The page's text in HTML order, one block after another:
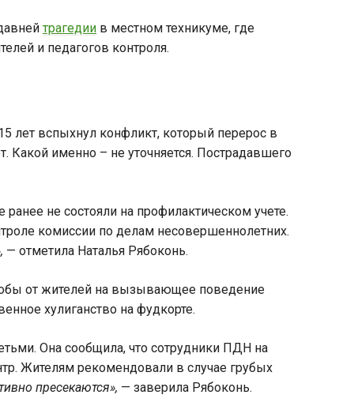
трагедии в местном техникуме, где
и педагогов контроля.
лет вспыхнул конфликт, который перерос в
именно – не уточняется. Пострадавшего
не состояли на профилактическом учете.
комиссии по делам несовершеннолетних.
— отметила Наталья Рябоконь.
от жителей на вызывающее поведение
хулиганство на фудкорте.
Она сообщила, что сотрудники ПДН на
Жителям рекомендовали в случае грубых
пресекаются», — заверила Рябоконь.